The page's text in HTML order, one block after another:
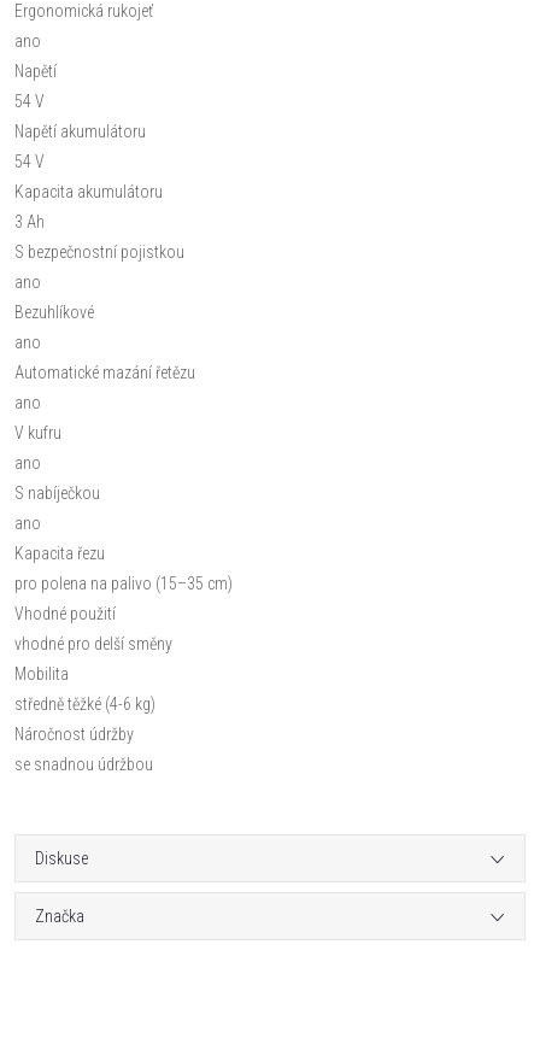
Ergonomická rukojeť
ano
Napětí
54 V
Napětí akumulátoru
54 V
Kapacita akumulátoru
3 Ah
S bezpečnostní pojistkou
ano
Bezuhlíkové
ano
Automatické mazání řetězu
ano
V kufru
ano
S nabíječkou
ano
Kapacita řezu
pro polena na palivo (15–35 cm)
Vhodné použití
vhodné pro delší směny
Mobilita
středně těžké (4-6 kg)
Náročnost údržby
se snadnou údržbou
Diskuse
Značka